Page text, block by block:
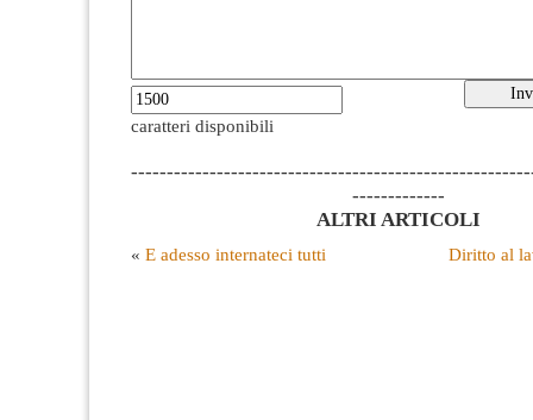
caratteri disponibili
-------------
ALTRI ARTICOLI
« E adesso internateci tutti Diritto al